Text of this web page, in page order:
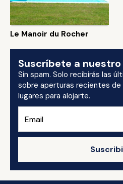
Le Manoir du Rocher
Suscríbete a
Sin spam. Solo recibirás las
sobre aperturas recientes
lugares para alojarte.